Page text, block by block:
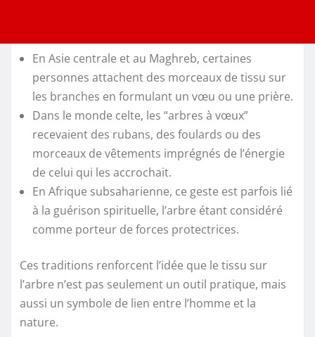
En Asie centrale et au Maghreb, certaines
personnes attachent des morceaux de tissu sur
les branches en formulant un vœu ou une prière.
Dans le monde celte, les “arbres à vœux”
recevaient des rubans, des foulards ou des
morceaux de vêtements imprégnés de l’énergie
de celui qui les accrochait.
En Afrique subsaharienne, ce geste est parfois lié
à la guérison spirituelle, l’arbre étant considéré
comme porteur de forces protectrices.
Ces traditions renforcent l’idée que le tissu sur
l’arbre n’est pas seulement un outil pratique, mais
aussi un symbole de lien entre l’homme et la
nature.